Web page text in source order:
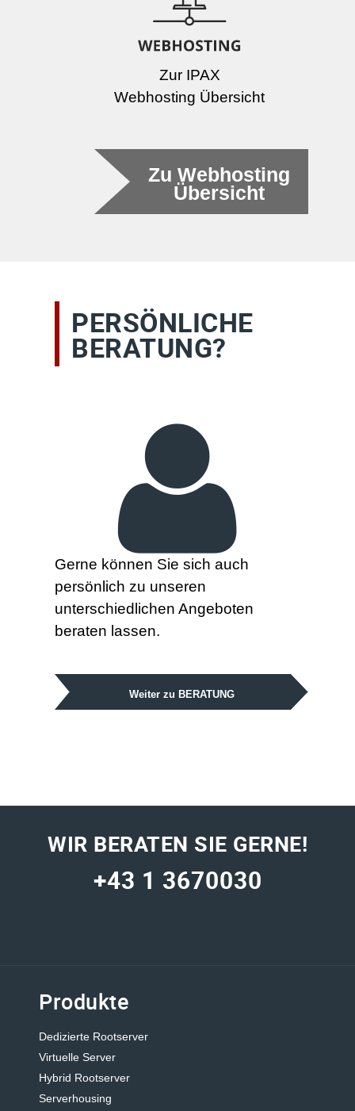
Zur IPAX
Webhosting Übersicht
Zu Webhosting
Übersicht
PERSÖNLICHE
BERATUNG?
Gerne können Sie sich auch
persönlich zu unseren
unterschiedlichen Angeboten
beraten lassen.
Weiter zu BERATUNG
WIR BERATEN SIE GERNE!
+43 1 3670030
Produkte
Dedizierte Rootserver
Virtuelle Server
Hybrid Rootserver
Serverhousing